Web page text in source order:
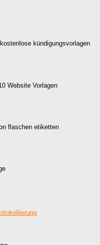
kündigungsvorlagen
Website Vorlagen
flaschen etiketten